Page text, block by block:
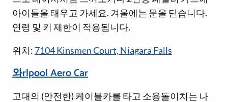
아이들을 태우고 가세요. 겨울에는 문을 닫습니다.
연령 및 키 제한이 적용됩니다.
위치: 7104 Kinsmen Court, Niagara Falls
와rlpool Aero Car
고대의 (안전한) 케이블카를 타고 소용돌이치는 나